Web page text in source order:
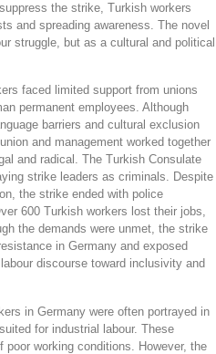
the strike, Turkish workers
and spreading awareness. The novel
struggle, but as a cultural and political
faced limited support from unions
permanent employees. Although
barriers and cultural exclusion
and management worked together
and radical. The Turkish Consulate
strike leaders as criminals. Despite
the strike ended with police
600 Turkish workers lost their jobs,
the demands were unmet, the strike
in Germany and exposed
discourse toward inclusivity and
in Germany were often portrayed in
for industrial labour. These
working conditions. However, the